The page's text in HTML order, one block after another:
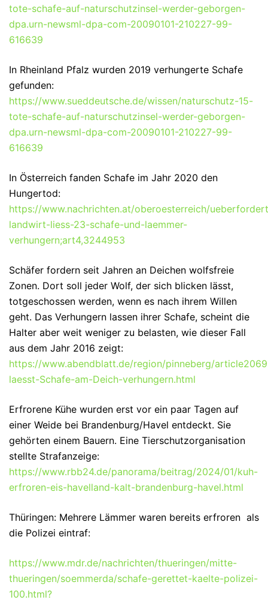
tote-schafe-auf-naturschutzinsel-werder-geborgen-
dpa.urn-newsml-dpa-com-20090101-210227-99-
616639
In Rheinland Pfalz wurden 2019 verhungerte Schafe
gefunden:
https://www.sueddeutsche.de/wissen/naturschutz-15-
tote-schafe-auf-naturschutzinsel-werder-geborgen-
dpa.urn-newsml-dpa-com-20090101-210227-99-
616639
In Österreich fanden Schafe im Jahr 2020 den
Hungertod:
https://www.nachrichten.at/oberoesterreich/
landwirt-liess-23-schafe-und-laemmer-
verhungern;art4,3244953
Schäfer fordern seit Jahren an Deichen wolfsfreie
Zonen. Dort soll jeder Wolf, der sich blicken lässt,
totgeschossen werden, wenn es nach ihrem Willen
geht. Das Verhungern lassen ihrer Schafe, scheint die
Halter aber weit weniger zu belasten, wie dieser Fall
aus dem Jahr 2016 zeigt:
https://www.abendblatt.de/region/pinneberg/
laesst-Schafe-am-Deich-verhungern.html
Erfrorene Kühe wurden erst vor ein paar Tagen auf
einer Weide bei Brandenburg/Havel entdeckt. Sie
gehörten einem Bauern. Eine Tierschutzorganisation
stellte Strafanzeige:
https://www.rbb24.de/panorama/beitrag/2024/01/kuh-
erfroren-eis-havelland-kalt-brandenburg-havel.html
Thüringen: Mehrere Lämmer waren bereits erfroren als
die Polizei eintraf:
https://www.mdr.de/nachrichten/thueringen/mitte-
thueringen/soemmerda/schafe-gerettet-kaelte-polizei-
100.html?